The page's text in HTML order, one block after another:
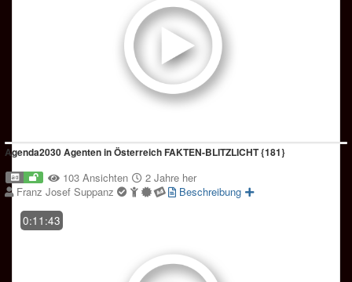
Agenda2030 Agenten in Österreich FAKTEN-BLITZLICHT {181}
103 Ansichten
2 Jahre her
Franz Josef Suppanz
Beschreibung
0:11:43